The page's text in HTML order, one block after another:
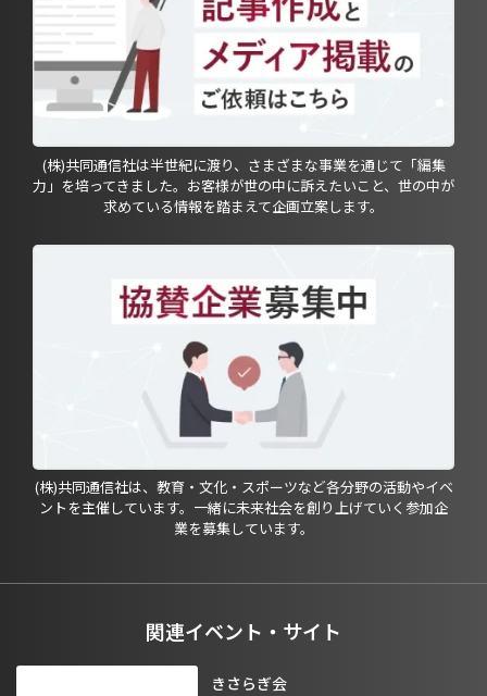
(株)共同通信社は半世紀に渡り、さまざまな事業を通じて「編集
力」を培ってきました。お客様が世の中に訴えたいこと、世の中が
求めている情報を踏まえて企画立案します。
(株)共同通信社は、教育・文化・スポーツなど各分野の活動やイベ
ントを主催しています。一緒に未来社会を創り上げていく参加企
業を募集しています。
関連イベント・サイト
きさらぎ会